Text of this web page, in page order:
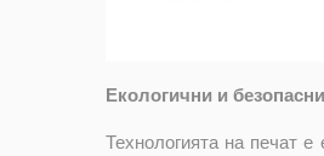
Екологични и безопасни
Технологията на печат